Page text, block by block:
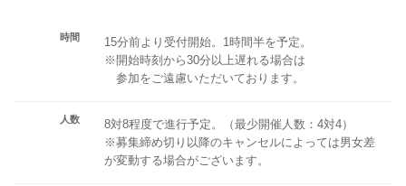
時間
15分前より受付開始。1時間半を予定。
※開始時刻から30分以上遅れる場合は
参加をご遠慮いただいております。
人数
8対8程度で進行予定。（最少開催人数：4対4）
※募集締め切り以降のキャンセルによっては男女差
が変動する場合がございます。